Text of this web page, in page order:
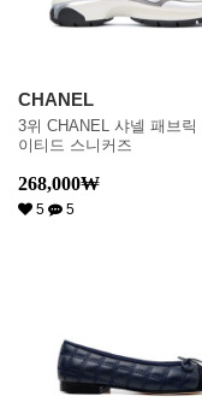
CHANEL
3위 CHANEL 샤넬 패브릭
이티드 스니커즈
268,000₩
5 5